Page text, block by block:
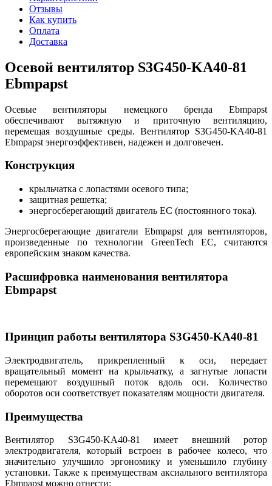
Отзывы
Как купить
Оплата
Доставка
Осевой вентилятор S3G450-KA40-81
Ebmpapst
Осевые вентиляторы немецкого бренда Ebmpapst
обеспечивают вытяжную и приточную вентиляцию,
перемещая воздушные среды. Вентилятор S3G450-KA40-81
Ebmpapst энергоэффективен, надежен и долговечен.
Конструкция
крыльчатка с лопастями осевого типа;
защитная решетка;
энергосберегающий двигатель EC (постоянного тока).
Энергосберегающие двигатели Ebmpapst для вентиляторов,
произведенные по технологии GreenTech EC, считаются
европейским знаком качества.
Расшифровка наименования вентилятора
Ebmpapst
Принцип работы вентилятора S3G450-KA40-81
Электродвигатель, прикрепленный к оси, передает
вращательный момент на крыльчатку, а загнутые лопасти
перемещают воздушный поток вдоль оси. Количество
оборотов оси соответствует показателям мощности двигателя.
Преимущества
Вентилятор S3G450-KA40-81 имеет внешний ротор
электродвигателя, который встроен в рабочее колесо, что
значительно улучшило эргономику и уменьшило глубину
установки. Также к преимуществам аксиального вентилятора
Ebmpapst можно отнести: